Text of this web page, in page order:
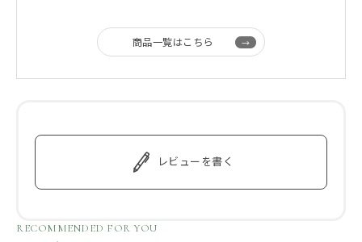
商品一覧はこちら
レビューを書く
RECOMMENDED FOR YOU